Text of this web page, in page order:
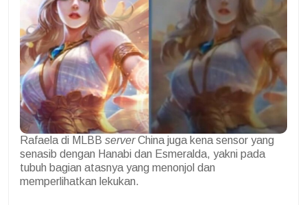
Rafaela di MLBB serverChina juga kena sensor yang
senasib dengan Hanabi dan Esmeralda, yakni pada
tubuh bagian atasnya yang menonjol dan
memperlihatkan lekukan.